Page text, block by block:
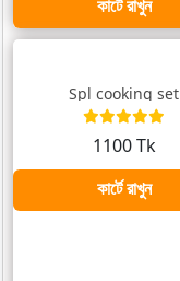
কার্টে রাখুন
Spl cooking set
1100 Tk
কার্টে রাখুন